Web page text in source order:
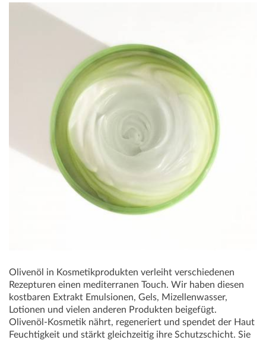
Olivenöl in Kosmetikprodukten verleiht verschiedenen
Rezepturen einen mediterranen Touch. Wir haben diesen
kostbaren Extrakt Emulsionen, Gels, Mizellenwasser,
Lotionen und vielen anderen Produkten beigefügt.
Olivenöl-Kosmetik nährt, regeneriert und spendet der Haut
Feuchtigkeit und stärkt gleichzeitig ihre Schutzschicht. Sie